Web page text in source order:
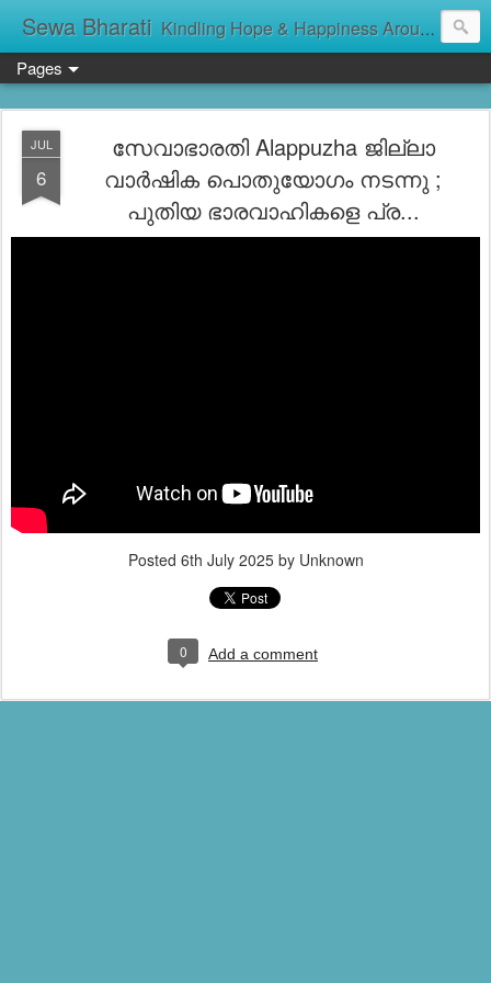
Sewa Bharati Kindling Hope & Happiness Around सेवा भारती சேவாபாரதி సేవా భారతి സേവാഭാരതി સેવા ભારતી সেবা ভাঁরাটি
Pages
JUL
6
സേവാഭാരതി Alappuzha ജില്ലാ
വാർഷിക പൊതുയോഗം നടന്നു ;
പുതിയ ഭാരവാഹികളെ പ്ര...
Posted 6th July 2025by Unknown
0 Add a comment